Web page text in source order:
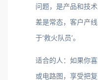
问题，是产品和技
差是常态，客户产
于‘救火队员’。
适合的人：如果你
或电路图，享受把